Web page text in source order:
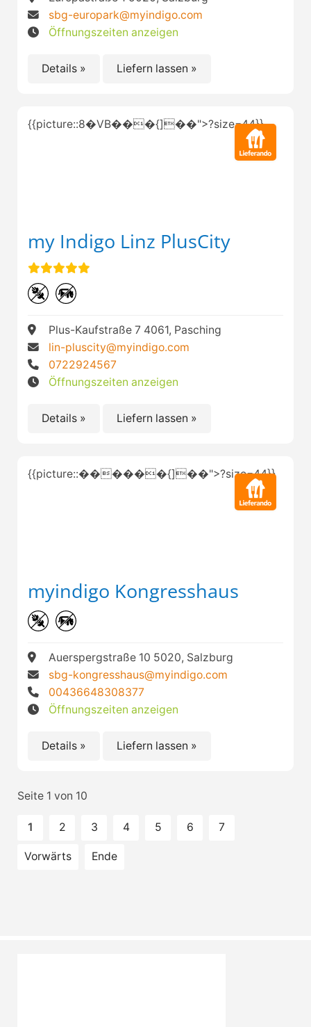
sbg-europark@myindigo.com
Öffnungszeiten anzeigen
Details » Liefern lassen »
{{picture::8�VB���{]��">?size=44}}
my Indigo Linz PlusCity
Plus-Kaufstraße 7 4061, Pasching
lin-pluscity@myindigo.com
0722924567
Öffnungszeiten anzeigen
Details » Liefern lassen »
{{picture::������{]��">?size=44}}
myindigo Kongresshaus
Auerspergstraße 10 5020, Salzburg
sbg-kongresshaus@myindigo.com
00436648308377
Öffnungszeiten anzeigen
Details » Liefern lassen »
Seite 1 von 10
1 2 3 4 5 6 7
Vorwärts Ende